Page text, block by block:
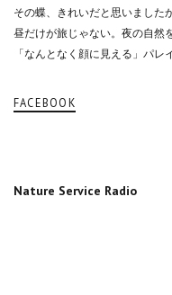
その蝶、きれいだと思いました
昼だけが旅じゃない。夜の自然
「なんとなく顔に見える」パ
FACEBOOK
Nature Service Radio